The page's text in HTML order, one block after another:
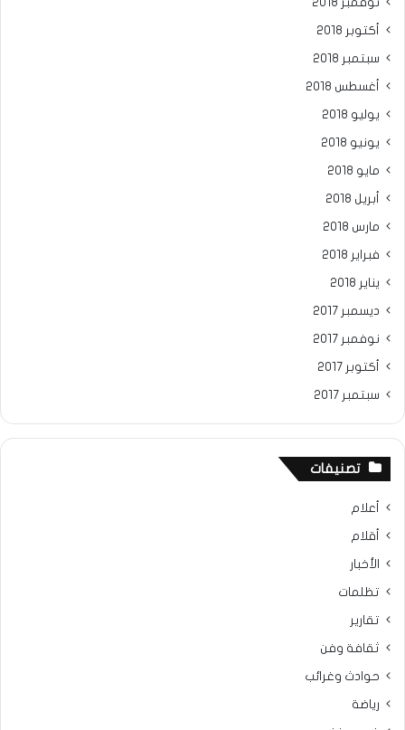
نوفمبر 2018
أكتوبر 2018
سبتمبر 2018
أغسطس 2018
يوليو 2018
يونيو 2018
مايو 2018
أبريل 2018
مارس 2018
فبراير 2018
يناير 2018
ديسمبر 2017
نوفمبر 2017
أكتوبر 2017
سبتمبر 2017
تصنيفات
أعلام
أقلام
الأخبار
تظلمات
تقارير
ثقافة وفن
حوادث وغرائب
رياضة